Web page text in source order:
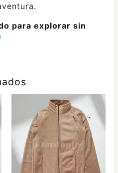
para explorar sin